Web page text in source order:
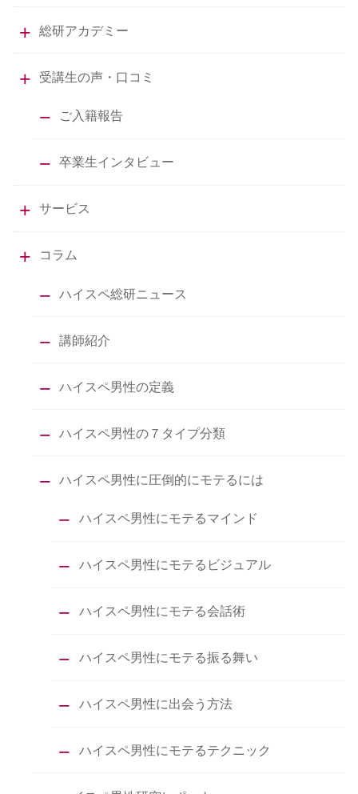
総研アカデミー
受講生の声・口コミ
ご入籍報告
卒業生インタビュー
サービス
コラム
ハイスペ総研ニュース
講師紹介
ハイスペ男性の定義
ハイスペ男性の７タイプ分類
ハイスペ男性に圧倒的にモテるには
ハイスペ男性にモテるマインド
ハイスペ男性にモテるビジュアル
ハイスペ男性にモテる会話術
ハイスペ男性にモテる振る舞い
ハイスペ男性に出会う方法
ハイスペ男性にモテるテクニック